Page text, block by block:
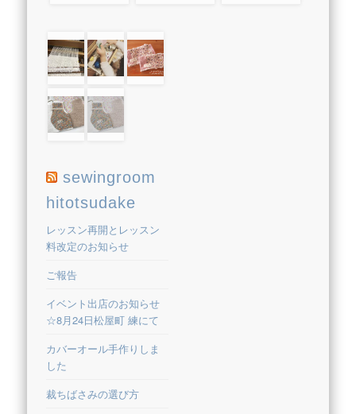
sewingroom
hitotsudake
レッスン再開とレッスン
料改定のお知らせ
ご報告
イベント出店のお知らせ
☆8月24日松屋町 練にて
カバーオール手作りしま
した
裁ちばさみの選び方